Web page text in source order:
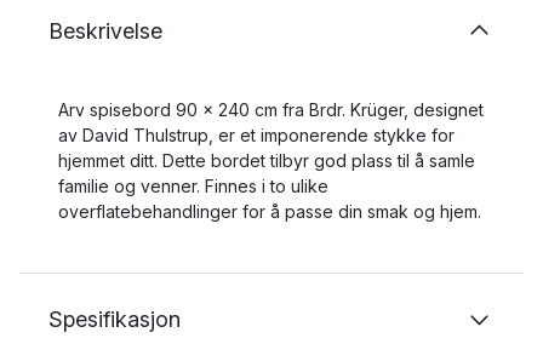
Beskrivelse
Arv spisebord 90 x 240 cm fra Brdr. Krüger, designet
av David Thulstrup, er et imponerende stykke for
hjemmet ditt. Dette bordet tilbyr god plass til å samle
familie og venner. Finnes i to ulike
overflatebehandlinger for å passe din smak og hjem.
Spesifikasjon